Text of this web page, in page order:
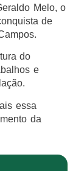
Melo, o
de
do
e
essa
da